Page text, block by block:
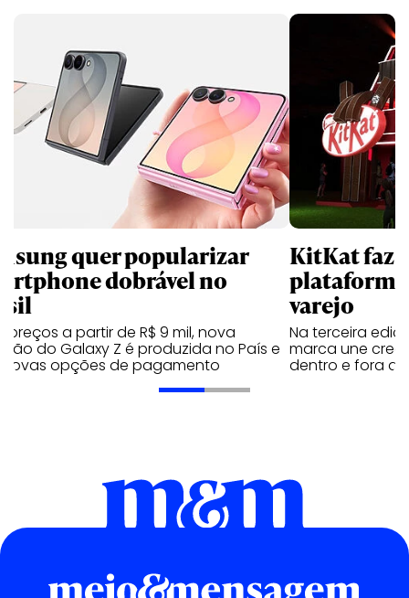
quer popularizar
dobrável no
preços a partir de R$ 9 mil, nova
do Galaxy Z é produzida no País e
opções de pagamento
KitKat faz
plataforma
varejo
Na terceira
marca une
dentro e fora